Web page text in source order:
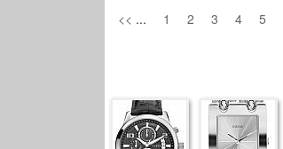
<< ... 1 2 3 4 5